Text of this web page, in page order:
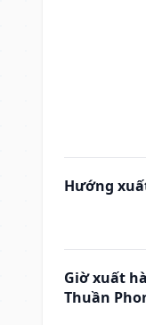
Hướng
Giờ xuất
Thuần